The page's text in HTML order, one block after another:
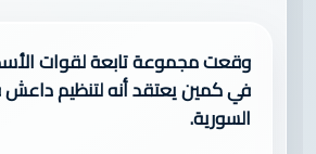
وقعت مجموعة تابعة لقوات
في كمين يعتقد أنه لتنظيم داعش
السورية.